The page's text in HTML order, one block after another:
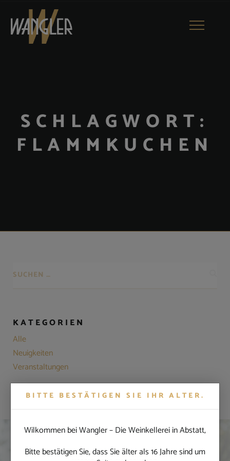
BITTE BESTÄTIGEN SIE IHR ALTER.
Wilkommen bei Wangler – Die Weinkellerei in Abstatt,
Bitte bestätigen Sie, dass Sie älter als 16 Jahre sind um
Toggle
SCHLAGWORT:
FLAMMKUCHEN
KATEGORIEN
Alle
Neuigkeiten
Veranstaltungen
NEUER WEIN 2020